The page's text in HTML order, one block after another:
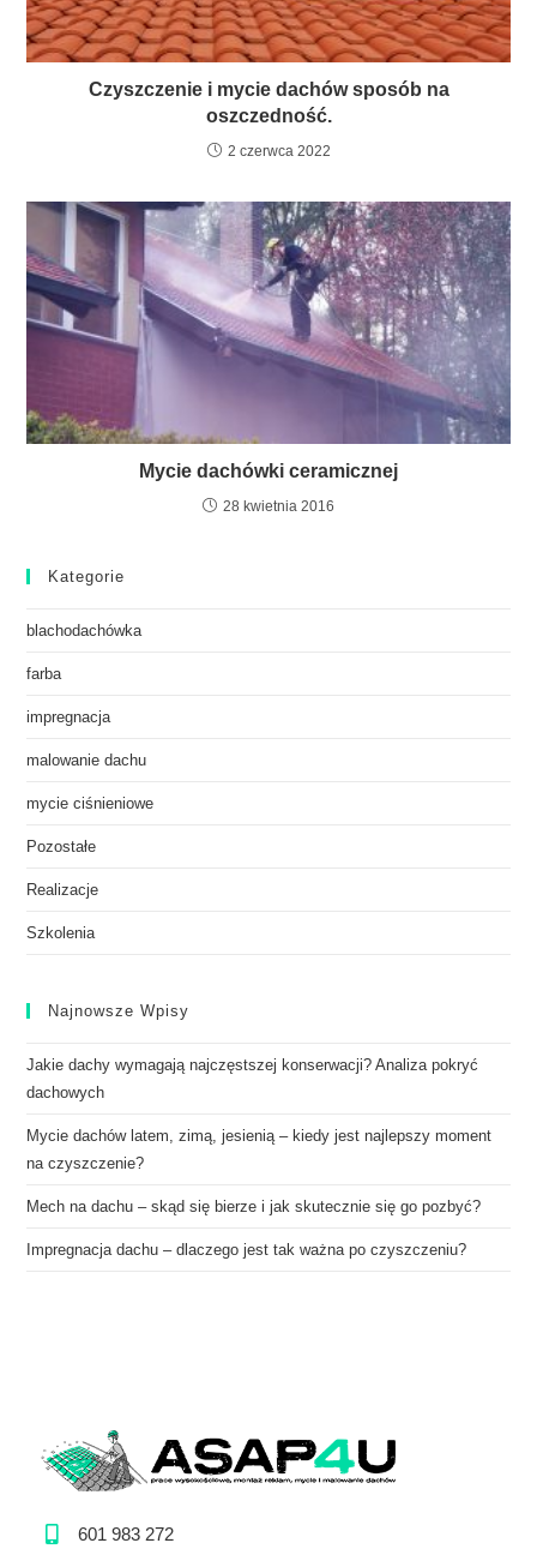
Czyszczenie i mycie dachów sposób na
oszczedność.
2 czerwca 2022
Mycie dachówki ceramicznej
28 kwietnia 2016
Kategorie
blachodachówka
farba
impregnacja
malowanie dachu
mycie ciśnieniowe
Pozostałe
Realizacje
Szkolenia
Najnowsze Wpisy
Jakie dachy wymagają najczęstszej konserwacji? Analiza pokryć
dachowych
Mycie dachów latem, zimą, jesienią – kiedy jest najlepszy moment
na czyszczenie?
Mech na dachu – skąd się bierze i jak skutecznie się go pozbyć?
Impregnacja dachu – dlaczego jest tak ważna po czyszczeniu?
601 983 272